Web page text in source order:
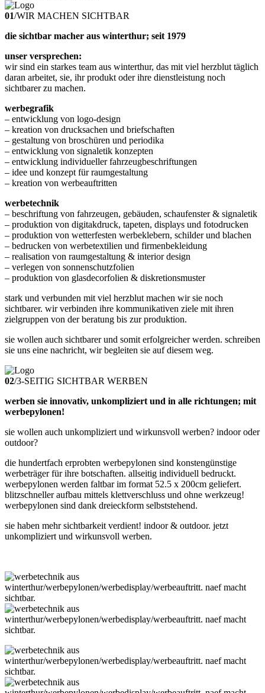
01/WIR MACHEN SICHTBAR
die sichtbar macher aus winterthur; seit 1979
unser versprechen:
wir sind ein starkes team aus winterthur, das mit viel herzblut täglich
daran arbeitet, sie, ihr produkt oder ihre dienstleistung noch
sichtbarer zu machen.
werbegrafik
– entwicklung von logo-design
– kreation von drucksachen und briefschaften
– gestaltung von broschüren und periodika
– entwicklung von signaletik konzepten
– entwicklung individueller fahrzeugbeschriftungen
– idee und konzept für raumgestaltung
– kreation von werbeauftritten
werbetechnik
– beschriftung von fahrzeugen, gebäuden, schaufenster & signaletik
– produktion von digitakdruck, tapeten, displays und fotodrucken
– produktion von wetterfesten werbeklebern, schilder und blachen
– bedrucken von werbetextilien und firmenbekleidung
– realisation von raumgestaltung & interior design
– verlegen von sonnenschutzfolien
– produktion von glasdecorfolien & diskretionsmuster
stark und verbunden mit viel herzblut machen wir sie noch
sichtbarer. wir verbinden ihre kommunikativen ziele mit ihren
zielgruppen von der beratung bis zur produktion.
sie wollen auch sichtbarer und somit erfolgreicher werden. schreiben
sie uns eine nachricht, wir begleiten sie auf diesem weg.
02/3-SEITIG SICHTBAR WERBEN
werben sie innovativ, unkompliziert und in alle richtungen; mit
werbepylonen!
sie wollen auch unkompliziert und wirkunsvoll werben? indoor oder
outdoor?
die hundertfach erprobten werbepylonen sind konstengünstige
werbeträger für ihre botschaften. allseitig individuell bedruckt.
werbepylonen werden faltbar im format 52.5 x 200cm geliefert.
blitzschneller aufbau mittels klettverschluss und ohne werkzeug!
werbepylonen sind dank dreieckform selbststehend.
sie haben mehr sichtbarkeit verdient! indoor & outdoor. jetzt
unkompliziert und wirkunsvoll werben.